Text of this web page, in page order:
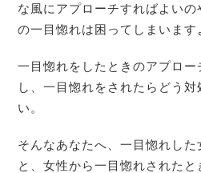
な風にアプローチすればよい
の一目惚れは困ってしまいます
一目惚れをしたときのアプロー
し、一目惚れをされたらどう
い。
そんなあなたへ、一目惚れし
と、女性から一目惚れされた